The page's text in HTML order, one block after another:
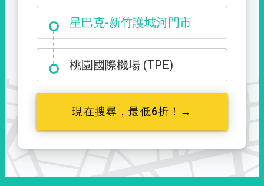
星巴克-新竹護城河門市
大霸尖山登山口
桃園國際機場 (TPE)
現在搜尋，最低6折！→